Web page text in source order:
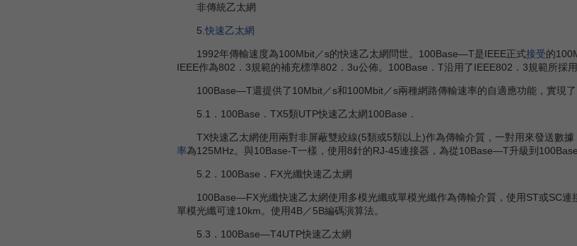
非傳統乙太網
5. 快速乙太網
1992年傳輸速度為100Mbit／s的快速乙太網問世。100Base—T是IEEE正式接受的
IEEE作為802．3規範的補充標準802．3u公佈。100Base．T沿用了IEEE802．3規範所採用
100Base—T還提供了10Mbit／s和100Mbit／s兩種網路傳輸速率的自適應功能，實現
5.1．100Base．TX5類UTP快速乙太網100Base．
TX快速乙太網使用兩對非屏蔽雙絞線(5類或5類以上)作為傳輸介質，一對用來發送數
率為125MHz。與10Base-T一樣，使用8針的RJ-45連接器，為從10Base—T升級到
5.2．100Base．FX光纖快速乙太網
100Base—FX光纖快速乙太網使用多模光纖或單模光纖作為傳輸介質，使用ST或SC連
單模光纖可達10km。使用4B／5B編碼演算法。
5.3．100Base—T4UTP快速乙太網